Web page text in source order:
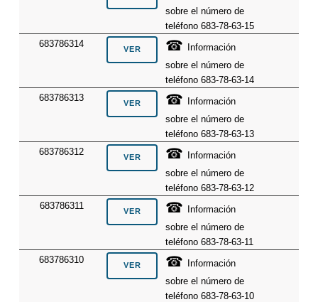
sobre el número de
teléfono 683-78-63-15
683786314
☎
Información
sobre el número de
teléfono 683-78-63-14
683786313
☎
Información
sobre el número de
teléfono 683-78-63-13
683786312
☎
Información
sobre el número de
teléfono 683-78-63-12
683786311
☎
Información
sobre el número de
teléfono 683-78-63-11
683786310
☎
Información
sobre el número de
teléfono 683-78-63-10